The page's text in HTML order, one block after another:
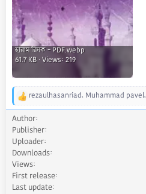
হারাম রিযক - PDF.webp
61.7 KB · Views: 219
R
e
a
c
t
i
o
n
s
rezaulhasanriad, Muhammad pavel,
Author
Publisher
Uploader
Downloads
Views
First release
Last update